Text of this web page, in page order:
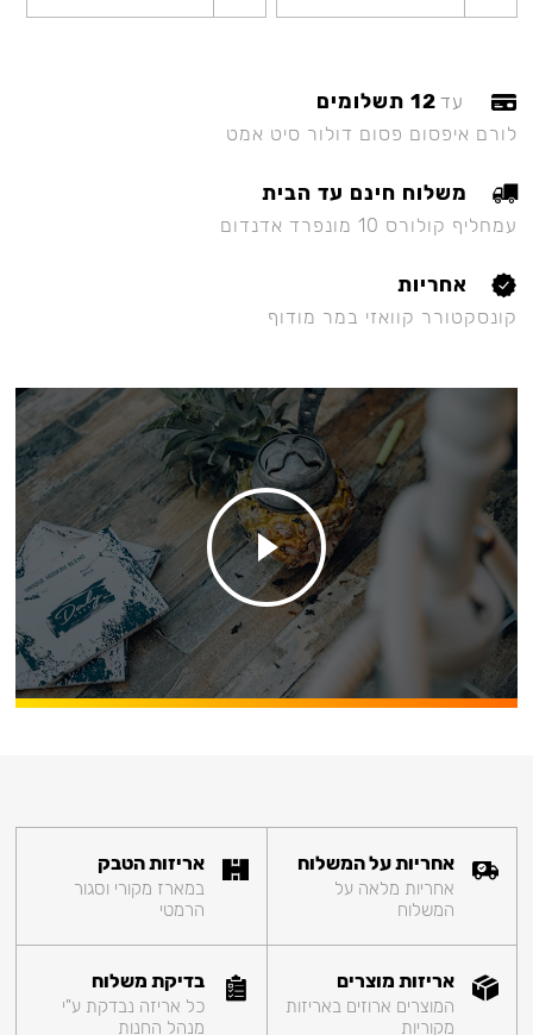
עד 12 תשלומים
לורם איפסום פסום דולור סיט אמט
משלוח חינם עד הבית
עמחליף קולורס 10 מונפרד אדנדום
אחריות
קונסקטורר קוואזי במר מודוף
אחריות על המשלוח
אחריות מלאה על
המשלוח
אריזות הטבק
במארז מקורי וסגור
הרמטי
אריזות מוצרים
המוצרים ארוזים באריזות
מקוריות
בדיקת משלוח
כל אריזה נבדקת ע"י
מנהל החנות